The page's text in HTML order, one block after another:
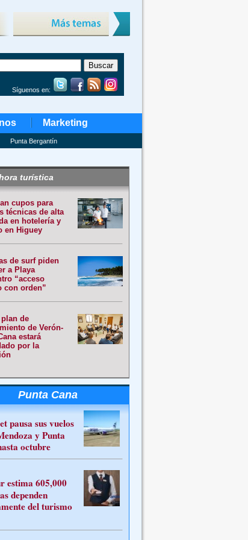
Síguenos en:
Marketing
Punta Bergantín
turística
cupos para
técnicas de alta
en hotelería y
en Higuey
de surf piden
a Playa
“acceso
con orden”
de
de Verón-
estará
por la
Punta Cana
pausa sus vuelos
y Punta
octubre
estima 605,000
dependen
del turismo